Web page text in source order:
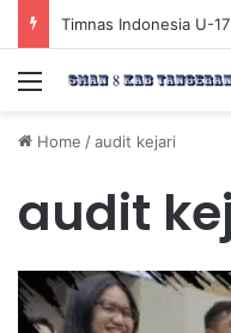
Menu
Home /audit kejari
audit